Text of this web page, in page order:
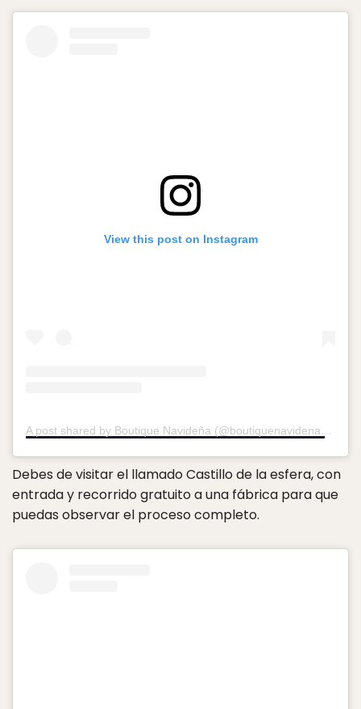
View this post on Instagram
Debes de visitar el llamado Castillo de la esfera, con
entrada y recorrido gratuito a una fábrica para que
puedas observar el proceso completo.